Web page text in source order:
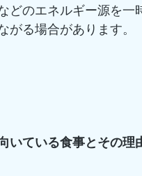
どのエネルギー源を一
がる場合があります。
いている食事とその理